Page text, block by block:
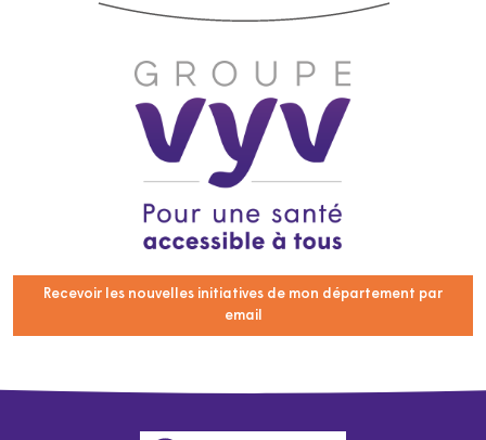
Recevoir les nouvelles initiatives de mon département par
email